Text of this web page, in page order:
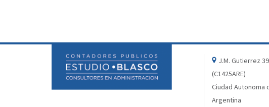
J.M. Gutierrez
(C1425ARE)
Ciudad Autonoma
Argentina